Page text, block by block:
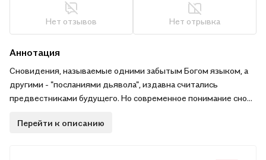
Нет отзывов Нет отрывка
Аннотация
Сновидения, называемые одними забытым Богом языком, а
другими - "посланиями дьявола", издавна считались
предвестниками будущего. Но современное понимание снов
установками и поведенческими стереотипами во многом
Перейти к описанию